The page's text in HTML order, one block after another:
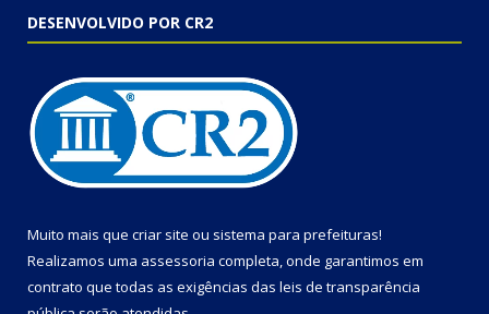
DESENVOLVIDO POR CR2
Muito mais que criar site ou sistema para prefeituras!
Realizamos uma assessoria completa, onde garantimos em
contrato que todas as exigências das leis de transparência